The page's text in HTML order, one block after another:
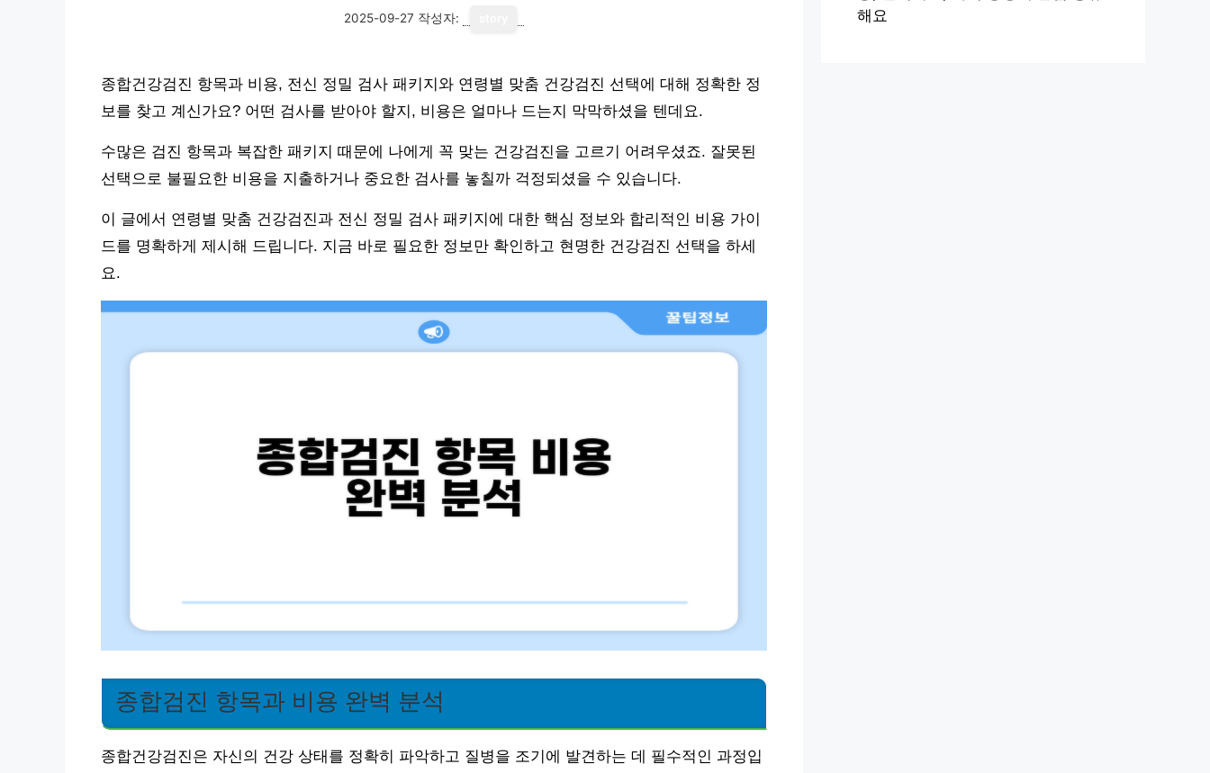
2025-09-27 작성자:
종합건강검진 항목과 비용, 전신 정밀 검사 패키지와 연령별 맞춤 건강검진 선택에 대해 정확한 정
보를 찾고 계신가요? 어떤 검사를 받아야 할지, 비용은 얼마나 드는지 막막하셨을 텐데요.
수많은 검진 항목과 복잡한 패키지 때문에 나에게 꼭 맞는 건강검진을 고르기 어려우셨죠. 잘못된
선택으로 불필요한 비용을 지출하거나 중요한 검사를 놓칠까 걱정되셨을 수 있습니다.
이 글에서 연령별 맞춤 건강검진과 전신 정밀 검사 패키지에 대한 핵심 정보와 합리적인 비용 가이
드를 명확하게 제시해 드립니다. 지금 바로 필요한 정보만 확인하고 현명한 건강검진 선택을 하세
요.
종합검진 항목과 비용 완벽 분석
종합건강검진은 자신의 건강 상태를 정확히 파악하고 질병을 조기에 발견하는 데 필수적인 과정입
해요